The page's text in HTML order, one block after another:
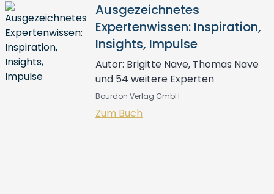
Ausgezeichnetes
Expertenwissen: Inspiration,
Insights, Impulse
Autor: Brigitte Nave, Thomas Nave
und 54 weitere Experten
Bourdon Verlag GmbH
Zum Buch